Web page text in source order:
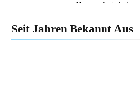
Allzwecksieb |
Seit Jahren Bekannt Aus